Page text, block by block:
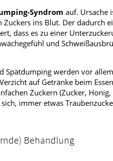
Syndrom auf. Ursache
ins Blut. Der dadurch
dass es zu einer
und
Spätdumping werden vor
auf Getränke beim
Zuckern (Zucker,
immer etwas
Behandlung